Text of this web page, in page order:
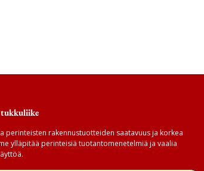
tukkuliike
perinteisten rakennustuotteiden saatavuus ja korkea
ylläpitää perinteisiä tuotantomenetelmiä ja vaalia